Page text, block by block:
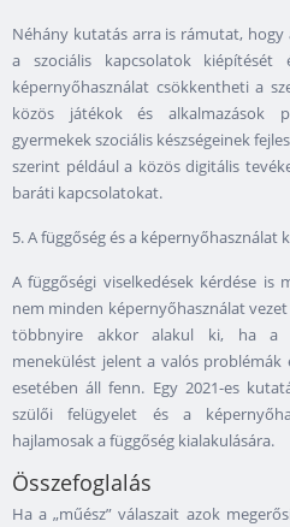
Néhány kutatás arra is rámutat,
a szociális kapcsolatok
képernyőhasználat csökkentheti a
közös játékok és alkalmazások
gyermekek szociális készségeinek
szerint például a közös digitális
baráti kapcsolatokat.
5. A függőség és a képernyőhasználat
A függőségi viselkedések kérdése is
nem minden képernyőhasználat
többnyire akkor alakul ki, ha a
menekülést jelent a valós
esetében áll fenn. Egy 2021-es
szülői felügyelet és a
hajlamosak a függőség kialakulására.
Összefoglalás
Ha a „műész” válaszait azok